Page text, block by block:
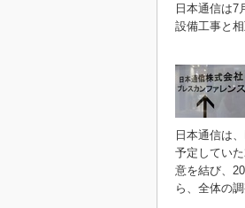
日本通信は7
設備工事と
日本通信は
予定してい
意を結び、
ら、全体の